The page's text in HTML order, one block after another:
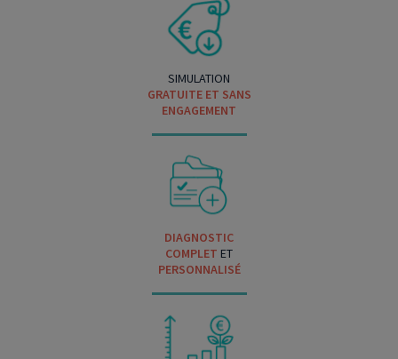
SIMULATION
GRATUITE ET SANS
ENGAGEMENT
DIAGNOSTIC
COMPLET ET
PERSONNALISÉ